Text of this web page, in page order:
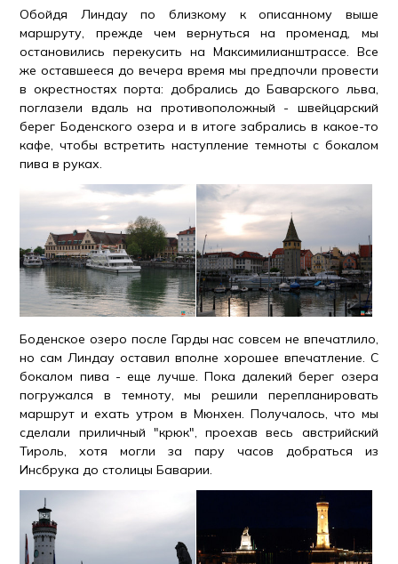
Обойдя Линдау по близкому к описанному выше
маршруту, прежде чем вернуться на променад, мы
остановились перекусить на Максимилианштрассе. Все
же оставшееся до вечера время мы предпочли провести
в окрестностях порта: добрались до Баварского льва,
поглазели вдаль на противоположный - швейцарский
берег Боденского озера и в итоге забрались в какое-то
кафе, чтобы встретить наступление темноты с бокалом
пива в руках.
Боденское озеро после Гарды нас совсем не впечатлило,
но сам Линдау оставил вполне хорошее впечатление. С
бокалом пива - еще лучше. Пока далекий берег озера
погружался в темноту, мы решили перепланировать
маршрут и ехать утром в Мюнхен. Получалось, что мы
сделали приличный "крюк", проехав весь австрийский
Тироль, хотя могли за пару часов добраться из
Инсбрука до столицы Баварии.